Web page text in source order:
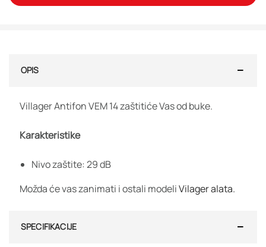
OPIS
Villager Antifon VEM 14 zaštitiće Vas od buke.
Karakteristike
Nivo zaštite: 29 dB
Možda će vas zanimati i ostali modeliVilager alata.
SPECIFIKACIJE